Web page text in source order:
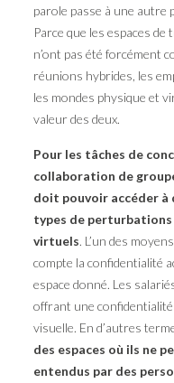
parole passe à une autre
Parce que les espaces
n’ont pas été forcément
réunions hybrides, les
les mondes physique et
valeur des deux.
Pour les tâches de
collaboration de
doit pouvoir accéder à
types de
virtuels. L’un des
compte la confidentialité
espace donné. Les
offrant une
visuelle. En d’autres
des espaces où ils ne
entendus par des